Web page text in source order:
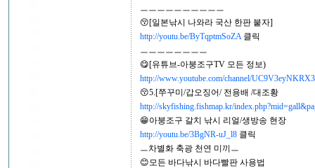
ㅡㅡㅡㅡㅡㅡㅡㅡㅡㅡ
😚[일본낚시 나와라 국산 한판 붙자]
http://youtu.be/ByTqptmSoZA클릭
ㅡㅡㅡㅡㅡㅡㅡㅡ
😋[유튜브-아붕조구TV 모든 정보)
http://www.youtube.com/channel/
😚5.[쭈꾸미/갑오징어/ 전용배 /대조황
http://skyfishing.fishmap.kr/
😁아붕조구 갈치 낚시 리얼/생방송 현장
http://youtu.be/3BgNR-uJ_l8 클릭
ㅡ차별화 축광 천연 미끼ㅡ
😊모든 바다낚시 바다빨판 사용법